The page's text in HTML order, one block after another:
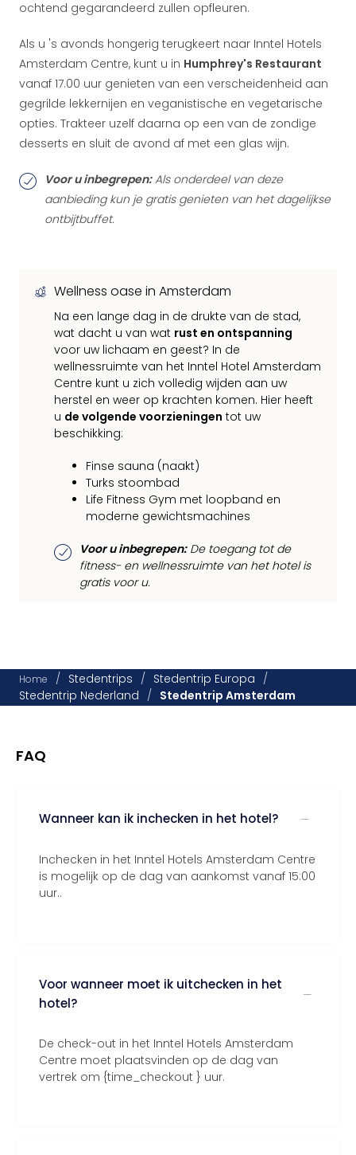
ochtend gegarandeerd zullen opfleuren.
Als u 's avonds hongerig terugkeert naar Inntel Hotels
Amsterdam Centre, kunt u in Humphrey's Restaurant
vanaf 17.00 uur genieten van een verscheidenheid aan
gegrilde lekkernijen en veganistische en vegetarische
opties. Trakteer uzelf daarna op een van de zondige
desserts en sluit de avond af met een glas wijn.
Voor u inbegrepen:Als onderdeel van deze
aanbieding kun je gratis genieten van het dagelijkse
ontbijtbuffet.
Wellness oase in Amsterdam
Na een lange dag in de drukte van de stad,
wat dacht u van wat rust en ontspanning
voor uw lichaam en geest? In de
wellnessruimte van het Inntel Hotel Amsterdam
Centre kunt u zich volledig wijden aan uw
herstel en weer op krachten komen. Hier heeft
u de volgende voorzieningen tot uw
beschikking:
Finse sauna (naakt)
Turks stoombad
Life Fitness Gym met loopband en
moderne gewichtsmachines
Voor u inbegrepen:De toegang tot de
fitness- en wellnessruimte van het hotel is
gratis voor u.
Home / Stedentrips / Stedentrip Europa /
Stedentrip Nederland / Stedentrip Amsterdam
FAQ
Wanneer kan ik inchecken in het hotel?
Inchecken in het Inntel Hotels Amsterdam Centre
is mogelijk op de dag van aankomst vanaf 15:00
uur..
Voor wanneer moet ik uitchecken in het
hotel?
De check-out in het Inntel Hotels Amsterdam
Centre moet plaatsvinden op de dag van
vertrek om {time_checkout } uur.